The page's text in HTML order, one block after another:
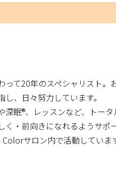
って20年のスペシャリスト。
し、日々努力しています。
深眠®、レッスンなど、トー
く・前向きになれるようサポ
サロン内で活動していま